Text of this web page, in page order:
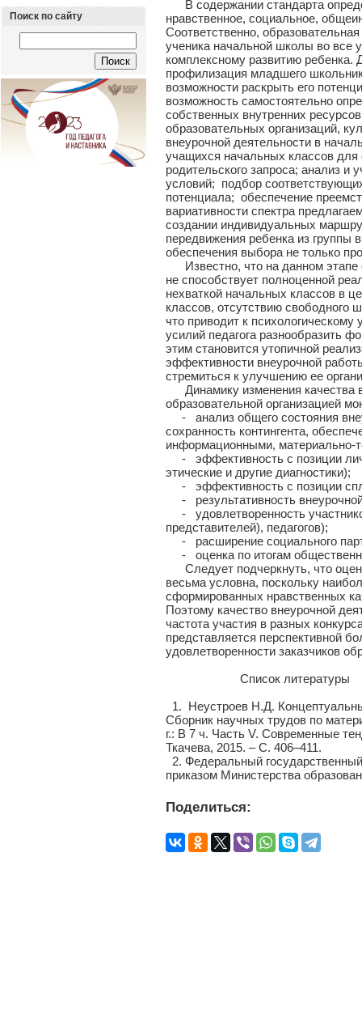
Поиск по сайту
В содержании стандарта
нравственное, социальное,
Соответственно,
ученика начальной школы во все
комплексному развитию ребенка.
профилизация младшего
возможности раскрыть его
возможность самостоятельно
собственных внутренних
образовательных организаций,
внеурочной деятельности в
учащихся начальных классов для
родительского запроса; анализ и
условий; подбор соответствующих
потенциала; обеспечение
вариативности спектра
создании индивидуальных
передвижения ребенка из группы
обеспечения выбора не только
Известно, что на данном этапе
не способствует полноценной
нехваткой начальных классов в
классов, отсутствию свободного
что приводит к
усилий педагога разнообразить
этим становится утопичной
эффективности внеурочной
стремиться к улучшению ее
Динамику изменения качества
образовательной организацией
- анализ общего состояния
сохранность контингента,
информационными, материально-
- эффективность с позиции
этические и другие
- эффективность с позиции
- результативность внеурочной
- удовлетворенность
представителей), педагогов);
- расширение социального
- оценка по итогам
Следует подчеркнуть, что
весьма условна, поскольку
сформированных нравственных
Поэтому качество внеурочной
частота участия в разных
представляется перспективной
удовлетворенности заказчиков
Список литературы
1. Неустроев Н.Д.
Сборник научных трудов по
г.: В 7 ч. Часть V. Современные
Ткачева, 2015. – С. 406–411.
2. Федеральный
приказом Министерства
Поделиться: